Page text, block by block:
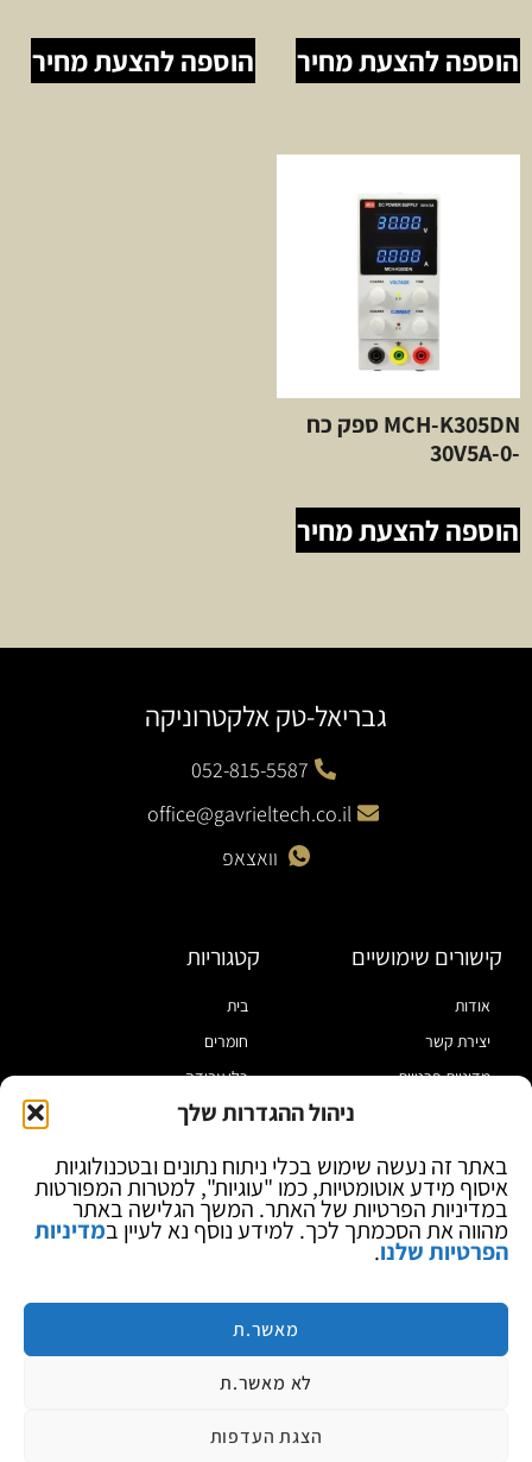
ניהול ההגדרות שלך
באתר זה נעשה שימוש בכלי ניתוח נתונים ובטכנולוגיות
איסוף מידע אוטומטיות, כמו "עוגיות", למטרות המפורטות
במדיניות הפרטיות של האתר. המשך הגלישה באתר
מהווה את הסכמתך לכך. למידע נוסף נא לעיין במדיניות
הפרטיות שלנו.
מאשר.ת
לא מאשר.ת
הצגת העדפות
הוספה להצעת מחיר הוספה להצעת מחיר
MCH-K305DN ספק כח
-30V5A-0
הוספה להצעת מחיר
גבריאל-טק אלקטרוניקה
052-815-5587
office@gavrieltech.co.il
וואצאפ
קישורים שימושיים
אודות
יצירת קשר
מדיניות פרטיות
בלוג
קטגוריות
בית
חומרים
כלי עבודה
מוצרי הלחמה
ספקי כח ומודדים
ציוד אופטי להגדלה
מותגים